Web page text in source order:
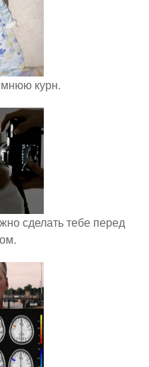
курн.
сделать тебе перед